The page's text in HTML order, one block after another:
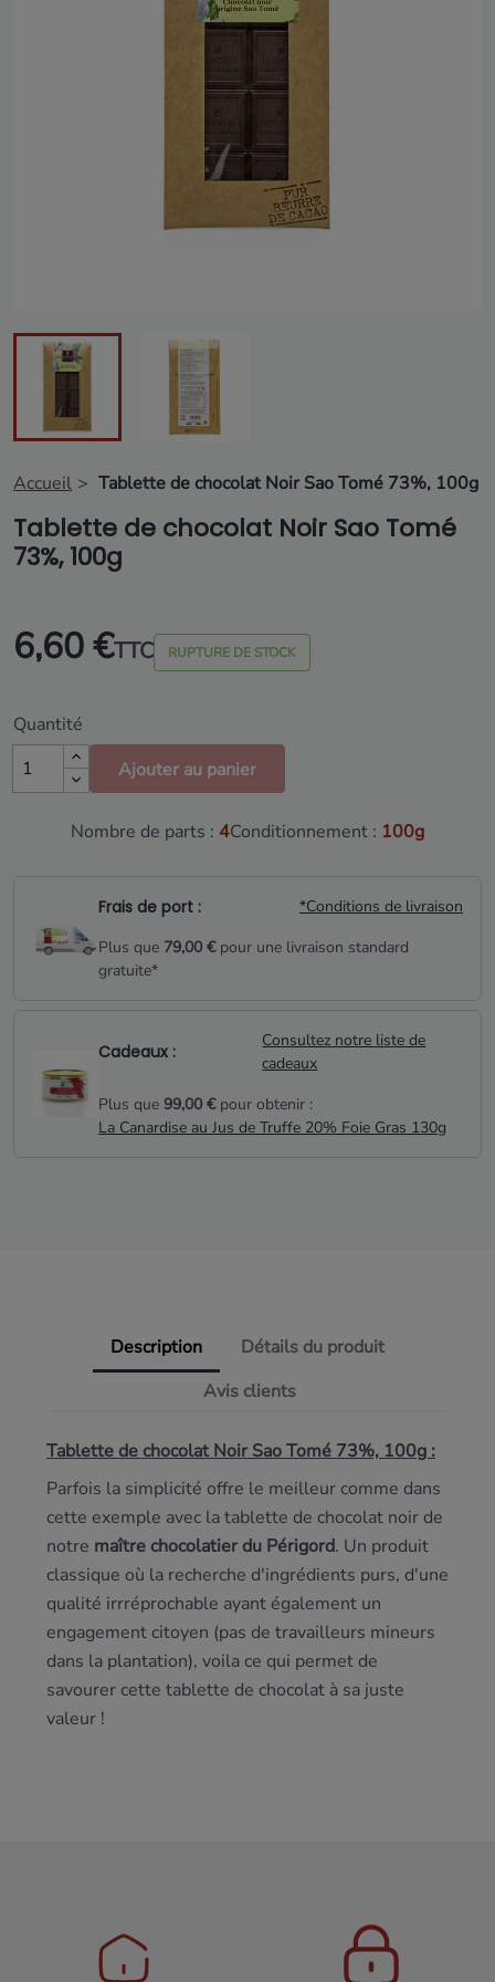
Accueil Tablette de chocolat Noir Sao Tomé 73%, 100g
Tablette de chocolat Noir Sao Tomé
73%, 100g
6,60 €TTC RUPTURE DE STOCK
Quantité
Ajouter au panier
Nombre de parts : 4Conditionnement : 100g
Frais de port :
*Conditions de livraison
Plus que 79,00 €pour une livraison standard
gratuite*
Cadeaux :
Consultez notre liste de
cadeaux
Plus que 99,00 €pour obtenir :
La Canardise au Jus de Truffe 20% Foie Gras 130g
Description
Détails du produit
Avis clients
Tablette de chocolat Noir Sao Tomé 73%, 100g :
Parfois la simplicité offre le meilleur comme dans
cette exemple avec la tablette de chocolat noir de
notre maître chocolatier du Périgord. Un produit
classique où la recherche d'ingrédients purs, d'une
qualité irrréprochable ayant également un
engagement citoyen (pas de travailleurs mineurs
dans la plantation), voila ce qui permet de
savourer cette tablette de chocolat à sa juste
valeur !